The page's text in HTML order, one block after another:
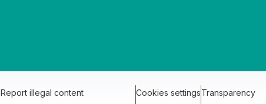
Report illegal content Cookies settingsTransparency